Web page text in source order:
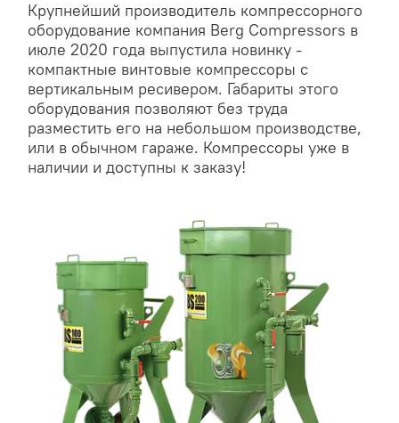
Крупнейший производитель компрессорного
оборудование компания Berg Compressors в
июле 2020 года выпустила новинку -
компактные винтовые компрессоры с
вертикальным ресивером. Габариты этого
оборудования позволяют без труда
разместить его на небольшом производстве,
или в обычном гараже. Компрессоры уже в
наличии и доступны к заказу!